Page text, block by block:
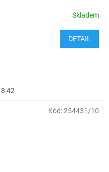
Skladem
DETAIL
8 42
Kód:254431/10